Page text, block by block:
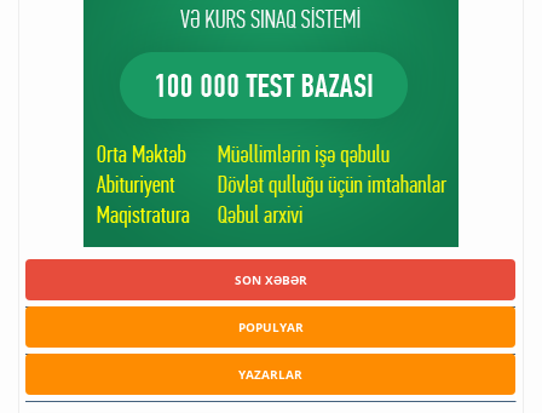
SON XƏBƏR
POPULYAR
YAZARLAR